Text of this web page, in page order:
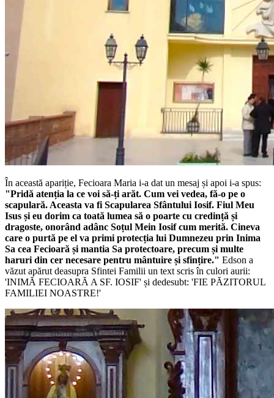
În această apariție, Fecioara Maria i-a dat un mesaj și apoi i-a spus:
"Pridă atenția la ce voi să-ți arăt. Cum vei vedea, fă-o pe o
scapulară. Aceasta va fi Scapularea Sfântului Iosif. Fiul Meu
Isus și eu dorim ca toată lumea să o poarte cu credință și
dragoste, onorând adânc Soțul Mein Iosif cum merită. Cineva
care o purtă pe el va primi protecția lui Dumnezeu prin Inima
Sa cea Fecioară și mantia Sa protectoare, precum și multe
haruri din cer necesare pentru mântuire și sfințire." Edson a
văzut apărut deasupra Sfintei Familii un text scris în culori aurii:
'INIMĂ FECIOARĂ A SF. IOSIF' și dedesubt: 'FIE PĂZITORUL
FAMILIEI NOASTRE!'